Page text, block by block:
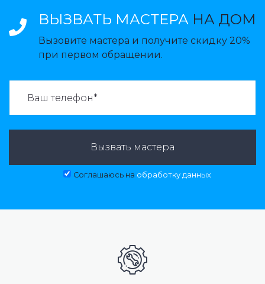
ВЫЗВАТЬ МАСТЕРА НА ДОМ
Вызовите мастера и получите скидку 20%
при первом обращении.
Вызвать мастера
Соглашаюсь на обработку данных